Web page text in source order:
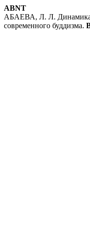
ABNT
АБАЕВА, Л. Л. Динамика
современного буддизма.